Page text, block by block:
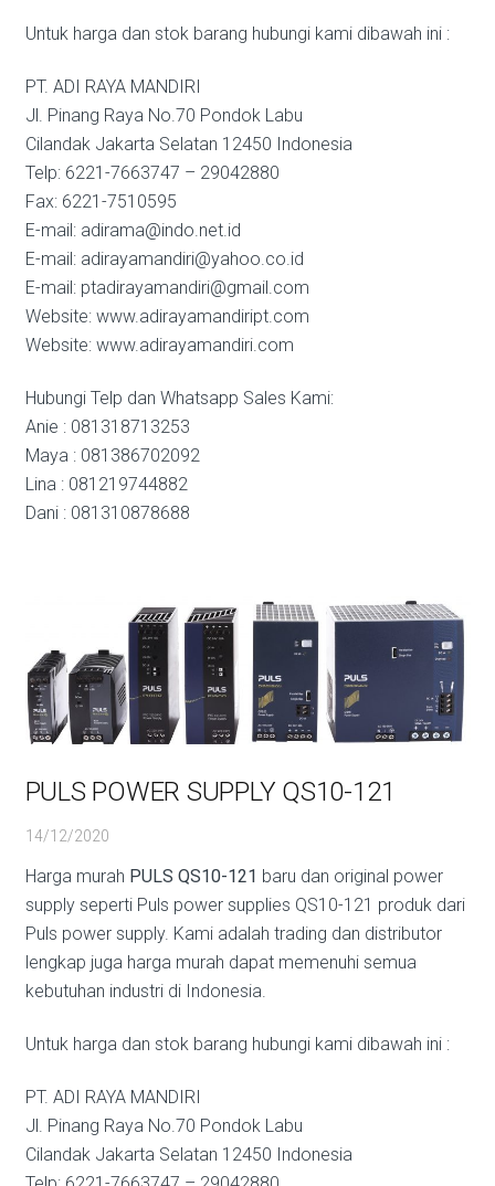
Untuk harga dan stok barang hubungi kami dibawah ini :
PT. ADI RAYA MANDIRI
Jl. Pinang Raya No.70 Pondok Labu
Cilandak Jakarta Selatan 12450 Indonesia
Telp: 6221-7663747 – 29042880
Fax: 6221-7510595
E-mail: adirama@indo.net.id
E-mail: adirayamandiri@yahoo.co.id
E-mail: ptadirayamandiri@gmail.com
Website: www.adirayamandiript.com
Website: www.adirayamandiri.com
Hubungi Telp dan Whatsapp Sales Kami:
Anie : 081318713253
Maya : 081386702092
Lina : 081219744882
Dani : 081310878688
PULS POWER SUPPLY QS10-121
14/12/2020
Harga murah PULS QS10-121 baru dan original power
supply seperti Puls power supplies QS10-121 produk dari
Puls power supply. Kami adalah trading dan distributor
lengkap juga harga murah dapat memenuhi semua
kebutuhan industri di Indonesia.
Untuk harga dan stok barang hubungi kami dibawah ini :
PT. ADI RAYA MANDIRI
Jl. Pinang Raya No.70 Pondok Labu
Cilandak Jakarta Selatan 12450 Indonesia